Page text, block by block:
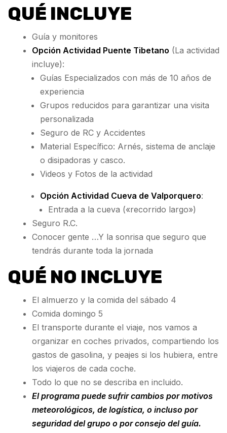
QUÉ INCLUYE
Guía y monitores
Opción Actividad Puente Tibetano (La actividad
incluye):
Guías Especializados con más de 10 años de
experiencia
Grupos reducidos para garantizar una visita
personalizada
Seguro de RC y Accidentes
Material Específico: Arnés, sistema de anclaje
o disipadoras y casco.
Videos y Fotos de la actividad
Opción Actividad Cueva de Valporquero:
Entrada a la cueva («recorrido largo»)
Seguro R.C.
Conocer gente …Y la sonrisa que seguro que
tendrás durante toda la jornada
QUÉ NO INCLUYE
El almuerzo y la comida del sábado 4
Comida domingo 5
El transporte durante el viaje, nos vamos a
organizar en coches privados, compartiendo los
gastos de gasolina, y peajes si los hubiera, entre
los viajeros de cada coche.
Todo lo que no se describa en incluido.
El programa puede sufrir cambios por motivos
meteorológicos, de logística, o incluso por
seguridad del grupo o por consejo del guía.